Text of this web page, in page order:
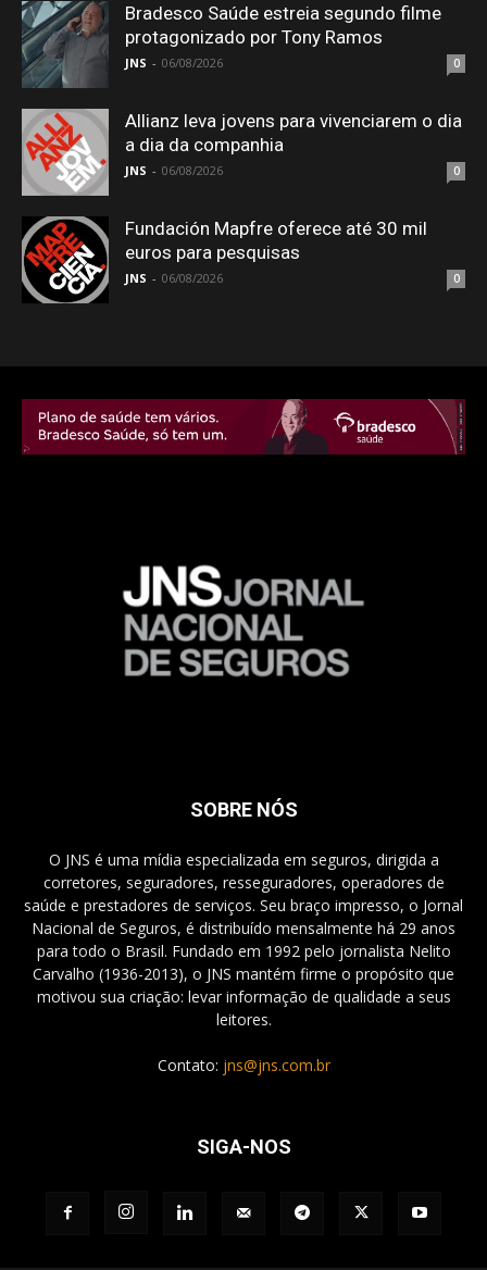
Bradesco Saúde estreia segundo filme
protagonizado por Tony Ramos
JNS - 06/08/2026 0
Allianz leva jovens para vivenciarem o dia
a dia da companhia
JNS - 06/08/2026 0
Fundación Mapfre oferece até 30 mil
euros para pesquisas
JNS - 06/08/2026 0
SOBRE NÓS
O JNS é uma mídia especializada em seguros, dirigida a
corretores, seguradores, resseguradores, operadores de
saúde e prestadores de serviços. Seu braço impresso, o Jornal
Nacional de Seguros, é distribuído mensalmente há 29 anos
para todo o Brasil. Fundado em 1992 pelo jornalista Nelito
Carvalho (1936-2013), o JNS mantém firme o propósito que
motivou sua criação: levar informação de qualidade a seus
leitores.
Contato: jns@jns.com.br
SIGA-NOS